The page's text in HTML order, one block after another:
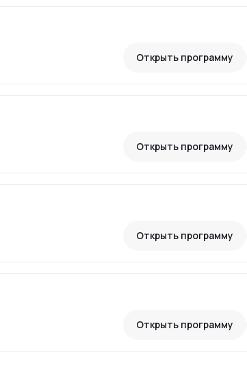
Открыть программу
Открыть программу
Открыть программу
Открыть программу